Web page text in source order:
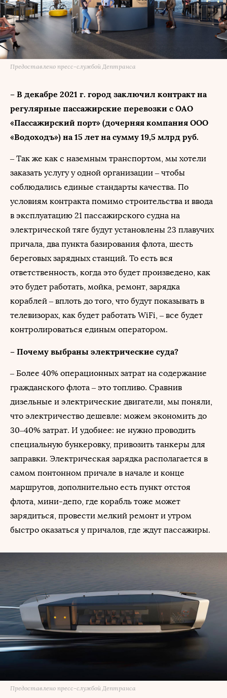
Предоставлено пресс-службой Дептранса
– В декабре 2021 г. город заключил контракт на
регулярные пассажирские перевозки с ОАО
«Пассажирский порт» (дочерняя компания ООО
«Водоходъ») на 15 лет на сумму 19,5 млрд руб.
– Так же как с наземным транспортом, мы хотели
заказать услугу у одной организации – чтобы
соблюдались единые стандарты качества. По
условиям контракта помимо строительства и ввода
в эксплуатацию 21 пассажирского судна на
электрической тяге будут установлены 23 плавучих
причала, два пункта базирования флота, шесть
береговых зарядных станций. То есть вся
ответственность, когда это будет произведено, как
это будет работать, мойка, ремонт, зарядка
кораблей – вплоть до того, что будут показывать в
телевизорах, как будет работать WiFi, – все будет
контролироваться единым оператором.
– Почему выбраны электрические суда?
– Более 40% операционных затрат на содержание
гражданского флота – это топливо. Сравнив
дизельные и электрические двигатели, мы поняли,
что электричество дешевле: можем экономить до
30–40% затрат. И удобнее: не нужно проводить
специальную бункеровку, привозить танкеры для
заправки. Электрическая зарядка располагается в
самом понтонном причале в начале и конце
маршрутов, дополнительно есть пункт отстоя
флота, мини-депо, где корабль тоже может
зарядиться, провести мелкий ремонт и утром
быстро оказаться у причалов, где ждут пассажиры.
Предоставлено пресс-службой Дептранса